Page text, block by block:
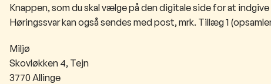
Knappen, som du skal vælge på den digitale side for at
Høringssvar kan også sendes med post, mrk. Tillæg 1
Miljø
Skovløkken 4, Tejn
3770 Allinge